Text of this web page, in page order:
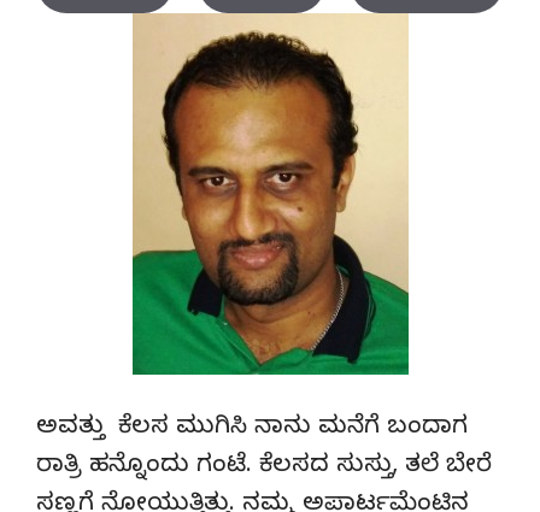
ಅವತ್ತು ಕೆಲಸ ಮುಗಿಸಿ ನಾನು ಮನೆಗೆ ಬಂದಾಗ
ರಾತ್ರಿ ಹನ್ನೊಂದು ಗಂಟೆ. ಕೆಲಸದ ಸುಸ್ತು, ತಲೆ ಬೇರೆ